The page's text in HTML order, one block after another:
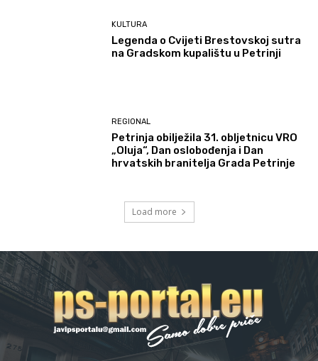
KULTURA
Legenda o Cvijeti Brestovskoj sutra
na Gradskom kupalištu u Petrinji
REGIONAL
Petrinja obilježila 31. obljetnicu VRO
„Oluja“, Dan oslobođenja i Dan
hrvatskih branitelja Grada Petrinje
Load more